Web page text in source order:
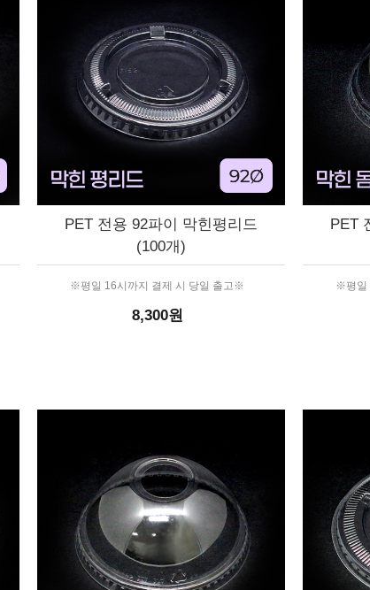
PET 전용 92파이 막힌평리드
(100개)
※평일 16시까지 결제 시 당일 출고※
8,300원
PET
※평일